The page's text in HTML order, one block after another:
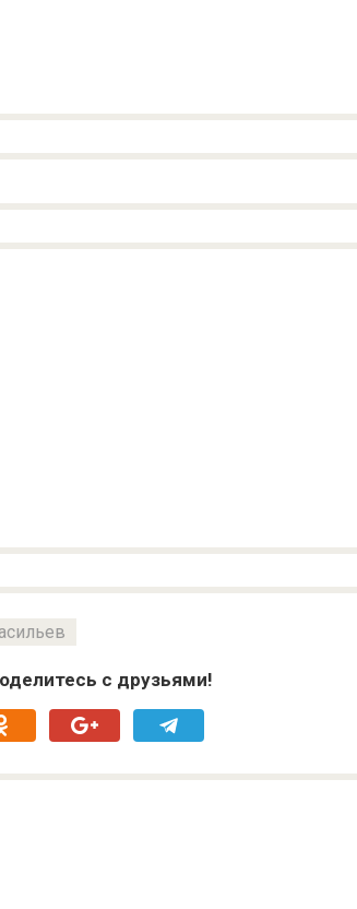
с друзьями!